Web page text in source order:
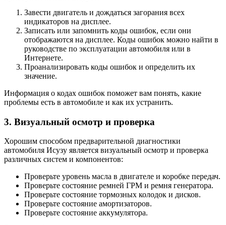
Завести двигатель и дождаться загорания всех
индикаторов на дисплее.
Записать или запомнить коды ошибок, если они
отображаются на дисплее. Коды ошибок можно найти в
руководстве по эксплуатации автомобиля или в
Интернете.
Проанализировать коды ошибок и определить их
значение.
Информация о кодах ошибок поможет вам понять, какие
проблемы есть в автомобиле и как их устранить.
3. Визуальный осмотр и проверка
Хорошим способом предварительной диагностики
автомобиля Исузу является визуальный осмотр и проверка
различных систем и компонентов:
Проверьте уровень масла в двигателе и коробке передач.
Проверьте состояние ремней ГРМ и ремня генератора.
Проверьте состояние тормозных колодок и дисков.
Проверьте состояние амортизаторов.
Проверьте состояние аккумулятора.